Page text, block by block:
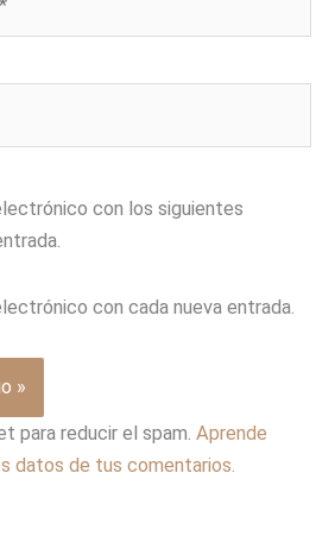
con los siguientes
con cada nueva entrada.
para reducir el spam. Aprende
datos de tus comentarios.